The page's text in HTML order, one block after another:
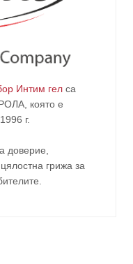
Интим гел са
, която е
г.
доверие,
грижа за
.